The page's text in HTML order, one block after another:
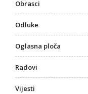
Obrasci
Odluke
Oglasna ploča
Radovi
Vijesti